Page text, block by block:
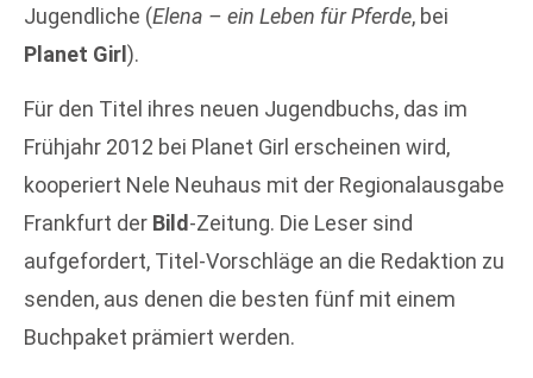
Jugendliche (Elena – ein Leben für Pferde, bei
Planet Girl ).
Für den Titel ihres neuen Jugendbuchs, das im
Frühjahr 2012 bei Planet Girl erscheinen wird,
kooperiert Nele Neuhaus mit der Regionalausgabe
Frankfurt der Bild-Zeitung. Die Leser sind
aufgefordert, Titel-Vorschläge an die Redaktion zu
senden, aus denen die besten fünf mit einem
Buchpaket prämiert werden.